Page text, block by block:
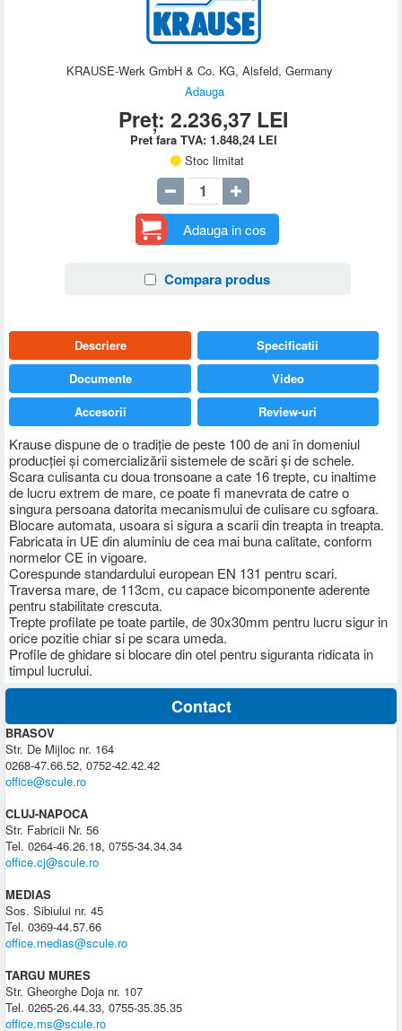
KRAUSE-Werk GmbH & Co. KG, Alsfeld, Germany
Adauga
Preț:2.236,37 LEI
Pret fara TVA: 1.848,24 LEI
Stoc limitat
Adauga in cos
Compara produs
Descriere
Krause dispune de o tradiţie de peste 100 de ani în domeniul
producţiei şi comercializării sistemele de scări şi de schele.
Scara culisanta cu doua tronsoane a cate 16 trepte, cu inaltime
de lucru extrem de mare, ce poate fi manevrata de catre o
singura persoana datorita mecanismului de culisare cu sgfoara.
Blocare automata, usoara si sigura a scarii din treapta in treapta.
Fabricata in UE din aluminiu de cea mai buna calitate, conform
normelor CE in vigoare.
Corespunde standardului european EN 131 pentru scari.
Traversa mare, de 113cm, cu capace bicomponente aderente
pentru stabilitate crescuta.
Trepte profilate pe toate partile, de 30x30mm pentru lucru sigur in
orice pozitie chiar si pe scara umeda.
Profile de ghidare si blocare din otel pentru siguranta ridicata in
timpul lucrului.
Specificatii
Documente
Video
Accesorii
Review-uri
Contact
BRASOV
Str. De Mijloc nr. 164
0268-47.66.52, 0752-42.42.42
office@scule.ro
CLUJ-NAPOCA
Str. Fabricii Nr. 56
Tel. 0264-46.26.18, 0755-34.34.34
office.cj@scule.ro
MEDIAS
Sos. Sibiului nr. 45
Tel. 0369-44.57.66
office.medias@scule.ro
TARGU MURES
Str. Gheorghe Doja nr. 107
Tel. 0265-26.44.33, 0755-35.35.35
office.ms@scule.ro